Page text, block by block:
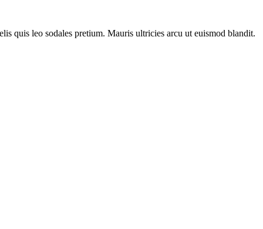
quis leo sodales pretium. Mauris ultricies arcu ut euismod blandit.